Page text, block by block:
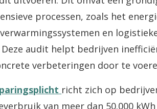
processen, zoals het
en
audit helpt bedrijven
verbeteringen door te
richt zich op
van meer dan 50.000 kWh